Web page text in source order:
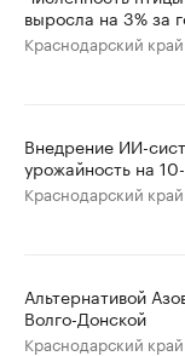
выросла на 3% за
Краснодарский край
Внедрение ИИ-
урожайность на
Краснодарский край
Альтернативой
Волго-Донской
Краснодарский край